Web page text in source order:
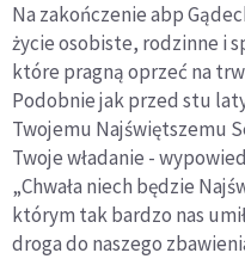
Na zakończenie abp
życie osobiste, rodzinne i
które pragną oprzeć na
Podobnie jak przed stu
Twojemu Najświętszemu
Twoje władanie -
„Chwała niech będzie
którym tak bardzo nas
droga do naszego